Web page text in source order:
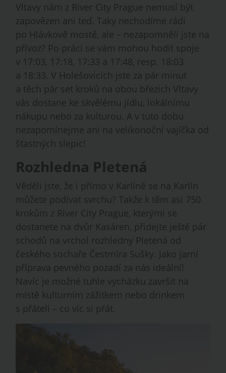
Vltavy nám z River City Prague nemusí být
zapovězen ani teď. Taky nechodíme rádi
po Hlávkově mostě, ale – nezapomněli jste na
přívoz? Po práci se vám mohou hodit spoje
v 17:03, 17:18, 17:33 a 17:48, resp. 18:03
a 18:33. V Holešovicích jste za pár minut
a těch pár set kroků na obou březích Vltavy
vás dostane ke skvělému jídlu, lokálnímu
nákupu nebo za kulturou. A v tuto dobu
nezapomínejme ani na velikonoční vajíčka od
šťastných slepic!
Rozhledna Pletená
Věděli jste, že i přímo v Karlíně se na Karlín
můžete podívat svrchu? Takže k těm asi 750
krokům z River City Prague, kterými se
dostanete na dvůr Kasáren, přidejte ještě pár
schodů na vrchol rozhledny Pletená od
českého sochaře Čestmíra Sušky. Jako jarní
příprava pevného pozadí za nás ideální!
Navíc je možné tuhle vycházku završit na
místě kulturním zážitkem nebo drinkem
s přáteli – co víc si přát.